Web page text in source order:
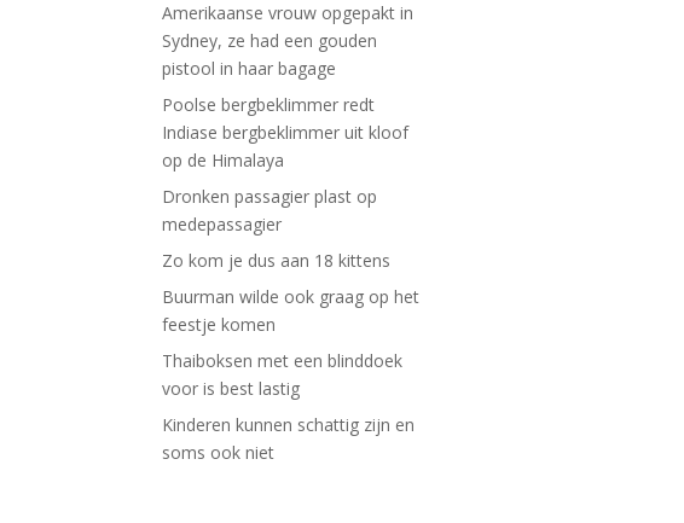
Amerikaanse vrouw opgepakt in
Sydney, ze had een gouden
pistool in haar bagage
Poolse bergbeklimmer redt
Indiase bergbeklimmer uit kloof
op de Himalaya
Dronken passagier plast op
medepassagier
Zo kom je dus aan 18 kittens
Buurman wilde ook graag op het
feestje komen
Thaiboksen met een blinddoek
voor is best lastig
Kinderen kunnen schattig zijn en
soms ook niet